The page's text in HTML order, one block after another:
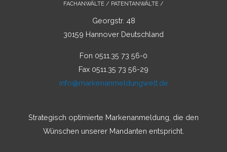
FACHANWÄLTE / PATENTANWÄLTE /
Georgstr. 48
30159 Hannover Deutschland
Fon 0511.35 73 56-0
Fax 0511.35 73 56-29
info@markenanmeldungwelt.de
Strategisch optimierte Markenanmeldung, die den
Wünschen unserer Mandanten entspricht.